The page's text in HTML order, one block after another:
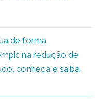
de forma
na redução de
conheça e saiba